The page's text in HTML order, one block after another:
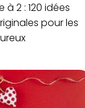
2 : 120 idées
pour les